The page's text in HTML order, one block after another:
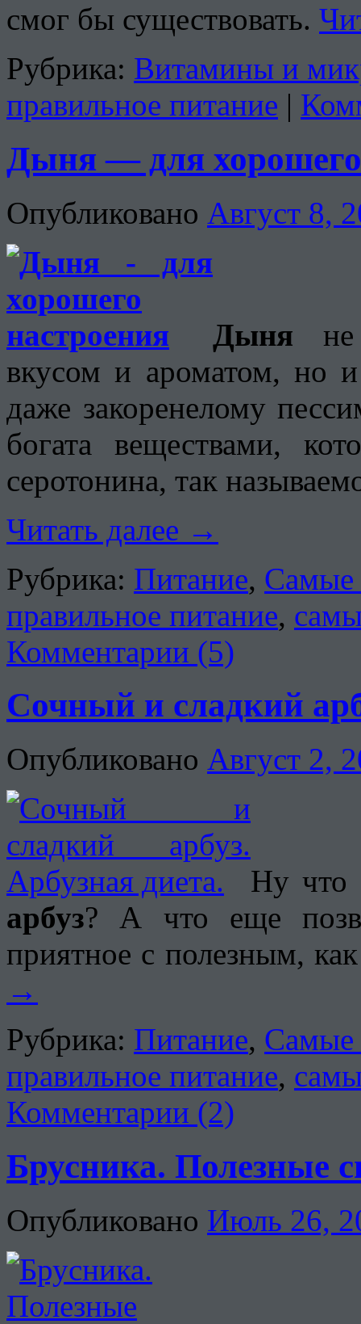
смог бы существовать.
Рубрика: Витамины и
правильное питание |
Дыня — для хорошего
Опубликовано Август 8,
Дыня не
вкусом и ароматом, но и
даже закоренелому
богата веществами,
серотонина, так
Читать далее →
Рубрика: Питание, Самые
правильное питание,
Комментарии (5)
Сочный и сладкий
Опубликовано Август 2,
Ну что
арбуз? А что еще
приятное с полезным,
→
Рубрика: Питание, Самые
правильное питание,
Комментарии (2)
Брусника. Полезные
Опубликовано Июль 26,